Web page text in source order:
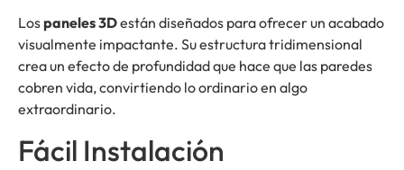
Lospaneles 3Destán diseñados para ofrecer un acabado
visualmente impactante. Su estructura tridimensional
crea un efecto de profundidad que hace que las paredes
cobren vida, convirtiendo lo ordinario en algo
extraordinario.
Fácil Instalación